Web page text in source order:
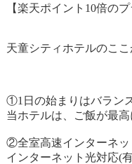
【楽天ポイント10倍の
天童シティホテルのこ
①1日の始まりはバラン
当ホテルは、ご飯が最
②全室高速インターネッ
インターネット光対応(